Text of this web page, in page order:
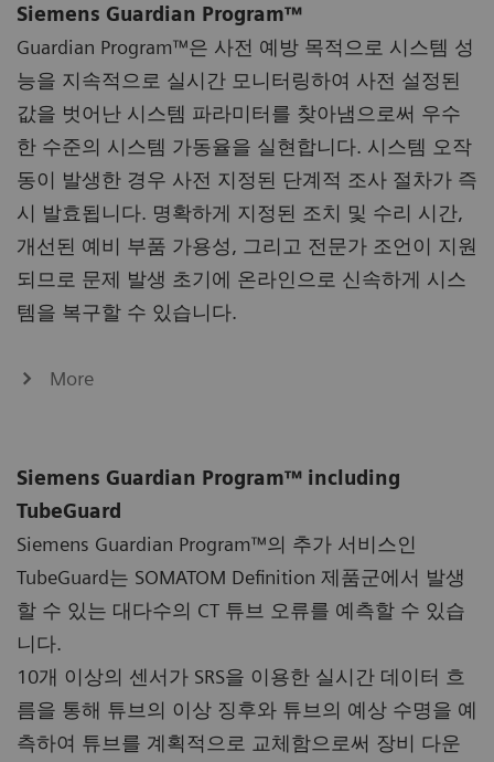
Siemens Guardian Program™
Guardian Program™은 사전 예방 목적으로 시스템 성
능을 지속적으로 실시간 모니터링하여 사전 설정된
값을 벗어난 시스템 파라미터를 찾아냄으로써 우수
한 수준의 시스템 가동율을 실현합니다. 시스템 오작
동이 발생한 경우 사전 지정된 단계적 조사 절차가 즉
시 발효됩니다. 명확하게 지정된 조치 및 수리 시간,
개선된 예비 부품 가용성, 그리고 전문가 조언이 지원
되므로 문제 발생 초기에 온라인으로 신속하게 시스
템을 복구할 수 있습니다.
More
Siemens Guardian Program™ including
TubeGuard
Siemens Guardian Program™의 추가 서비스인
TubeGuard는 SOMATOM Definition 제품군에서 발생
할 수 있는 대다수의 CT 튜브 오류를 예측할 수 있습
니다.
10개 이상의 센서가 SRS을 이용한 실시간 데이터 흐
름을 통해 튜브의 이상 징후와 튜브의 예상 수명을 예
측하여 튜브를 계획적으로 교체함으로써 장비 다운